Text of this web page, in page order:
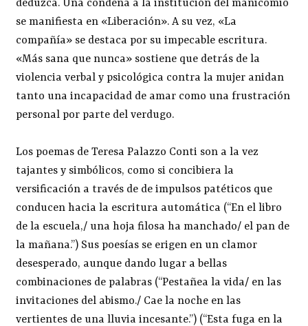
deduzca. Una condena a la institución del manicomio
se manifiesta en «Liberación». A su vez, «La
compañía» se destaca por su impecable escritura.
«Más sana que nunca» sostiene que detrás de la
violencia verbal y psicológica contra la mujer anidan
tanto una incapacidad de amar como una frustración
personal por parte del verdugo.
Los poemas de Teresa Palazzo Conti son a la vez
tajantes y simbólicos, como si concibiera la
versificación a través de de impulsos patéticos que
conducen hacia la escritura automática (“En el libro
de la escuela,/ una hoja filosa ha manchado/ el pan de
la mañana.”) Sus poesías se erigen en un clamor
desesperado, aunque dando lugar a bellas
combinaciones de palabras (“Pestañea la vida/ en las
invitaciones del abismo./ Cae la noche en las
vertientes de una lluvia incesante.”) (“Esta fuga en la